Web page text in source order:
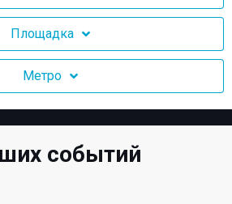
Площадка
Метро
событий